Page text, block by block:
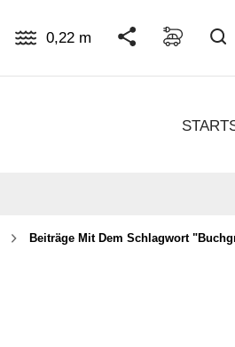
0,22 m
Beiträge Mit Dem Schlagwort